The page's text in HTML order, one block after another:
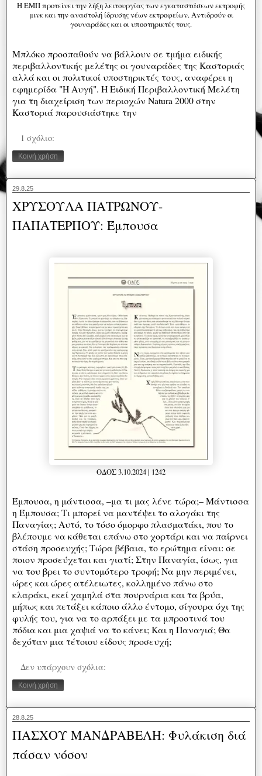
H ΕΜΠ προτείνει την λήξη λειτουργίας των εγκαταστάσεων εκτροφής
μινκ και την αναστολή ίδρυσης νέων εκτροφείων. Αντιδρούν οι
γουναράδες και οι υποστηρικτές τους.
Μπλόκο προσπαθούν να βάλλουν σε τμήμα ειδικής
περιβαλλοντικής μελέτης οι γουναράδες της Καστοριάς
αλλά και οι πολιτικοί υποστηρικτές τους, αναφέρει η
εφημερίδα "Η Αυγή". Η Ειδική Περιβαλλοντική Μελέτη
για τη διαχείριση των περιοχών Natura 2000 στην
Καστοριά παρουσιάστηκε την
1 σχόλιο:
Κοινή χρήση
29.8.25
ΧΡΥΣΟΥΛΑ ΠΑΤΡΩΝΟΥ-
ΠΑΠΑΤΕΡΠΟΥ: Έμπουσα
ΟΔΟΣ 3.10.2024 | 1242
Έμπουσα, η μάντισσα, –μα τι μας λένε τώρα;– Μάντισσα
η Έμπουσα; Τι μπορεί να μαντέψει το αλογάκι της
Παναγίας; Αυτό, το τόσο όμορφο πλασματάκι, που το
βλέπουμε να κάθεται επάνω στο χορτάρι και να παίρνει
στάση προσευχής; Τώρα βέβαια, το ερώτημα είναι: σε
ποιον προσεύχεται και γιατί; Στην Παναγία, ίσως, για
να του βρει το συντομότερο τροφή; Να μην περιμένει,
ώρες και ώρες ατέλειωτες, κολλημένο πάνω στο
κλαράκι, εκεί χαμηλά στα πουρνάρια και τα βρύα,
μήπως και πετάξει κάποιο άλλο έντομο, σίγουρα όχι της
φυλής του, για να το αρπάξει με τα μπροστινά του
πόδια και μια χαψιά να το κάνει; Και η Παναγιά; Θα
δεχόταν μια τέτοιου είδους προσευχή;
Δεν υπάρχουν σχόλια:
Κοινή χρήση
28.8.25
ΠΑΣΧΟΥ ΜΑΝΔΡΑΒΕΛΗ: Φυλάκιση διά
πάσαν νόσον